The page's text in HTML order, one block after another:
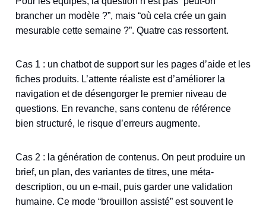
brancher un modèle ?”, mais “où cela crée un gain
mesurable cette semaine ?”. Quatre cas ressortent.
Cas 1 : un chatbot de support sur les pages d’aide et les
fiches produits. L’attente réaliste est d’améliorer la
navigation et de désengorger le premier niveau de
questions. En revanche, sans contenu de référence
bien structuré, le risque d’erreurs augmente.
Cas 2 : la génération de contenus. On peut produire un
brief, un plan, des variantes de titres, une méta-
description, ou un e-mail, puis garder une validation
humaine. Ce mode “brouillon assisté” est souvent le